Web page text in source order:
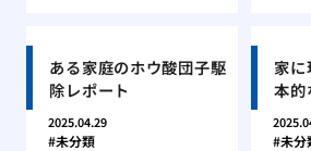
ある家庭のホウ酸団子駆
除レポート
2025.04.29
未分類
家
本的
未分